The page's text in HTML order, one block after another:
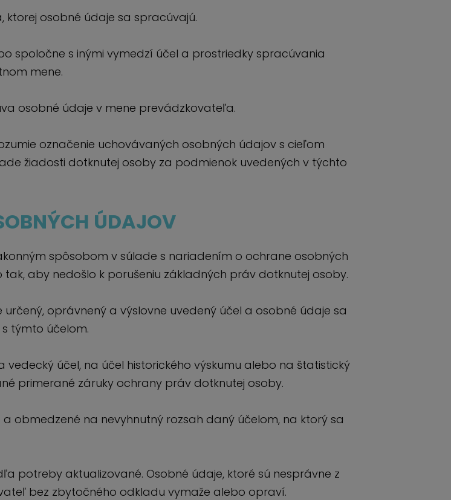
ktorej osobné údaje sa spracúvajú.
spoločne s inými vymedzí účel a prostriedky spracúvania
mene.
osobné údaje v mene prevádzkovateľa.
označenie uchovávaných osobných údajov s cieľom
žiadosti dotknutej osoby za podmienok uvedených v týchto
ÚDAJOV
spôsobom v súlade s nariadením o ochrane osobných
aby nedošlo k porušeniu základných práv dotknutej osoby.
oprávnený a výslovne uvedený účel a osobné údaje sa
týmto účelom.
účel, na účel historického výskumu alebo na štatistický
primerané záruky ochrany práv dotknutej osoby.
obmedzené na nevyhnutný rozsah daný účelom, na ktorý sa
potreby aktualizované. Osobné údaje, ktoré sú nesprávne z
bez zbytočného odkladu vymaže alebo opraví.